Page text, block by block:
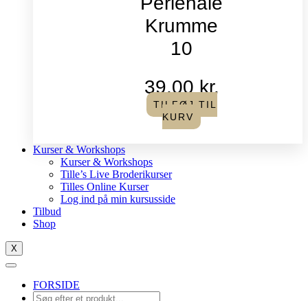
Krumme
10
39,00kr.
TILFØJ TIL
KURV
Kurser & Workshops
Kurser & Workshops
Tille’s Live Broderikurser
Tilles Online Kurser
Log ind på min kursusside
Tilbud
Shop
X
FORSIDE
Products